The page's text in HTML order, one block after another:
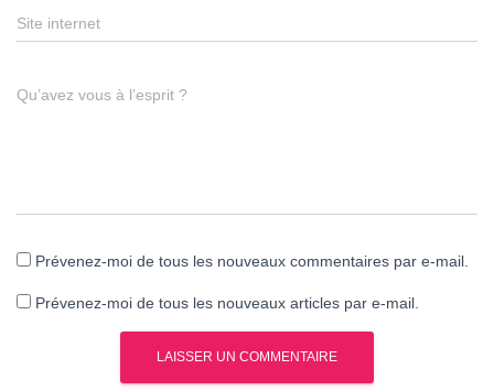
Site internet
Qu’avez vous à l’esprit ?
Prévenez-moi de tous les nouveaux commentaires par e-mail.
Prévenez-moi de tous les nouveaux articles par e-mail.